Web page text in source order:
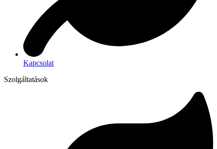
Kapcsolat
Szolgáltatások